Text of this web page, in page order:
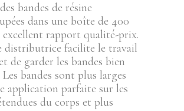
bandes de résine
dans une boîte de 400
rapport qualité-prix.
distributrice facilite le travail
de garder les bandes bien
Les bandes sont plus larges
application parfaite sur les
du corps et plus